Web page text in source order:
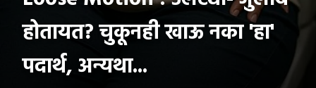
होतायत? चुकूनही खाऊ नका 'हा'
पदार्थ, अन्यथा...